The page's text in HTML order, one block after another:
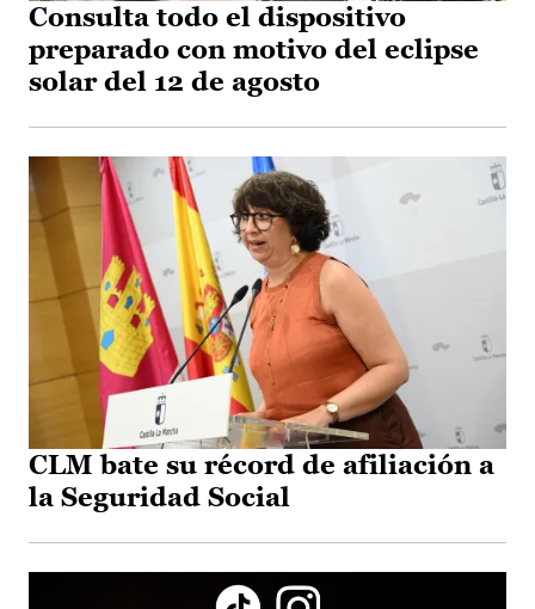
Consulta todo el dispositivo
preparado con motivo del eclipse
solar del 12 de agosto
CLM bate su récord de afiliación a
la Seguridad Social